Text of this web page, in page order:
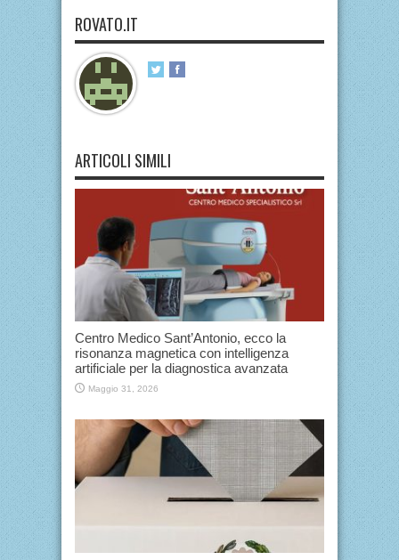
ROVATO.IT
ARTICOLI SIMILI
Centro Medico Sant’Antonio, ecco la
risonanza magnetica con intelligenza
artificiale per la diagnostica avanzata
Maggio 31, 2026